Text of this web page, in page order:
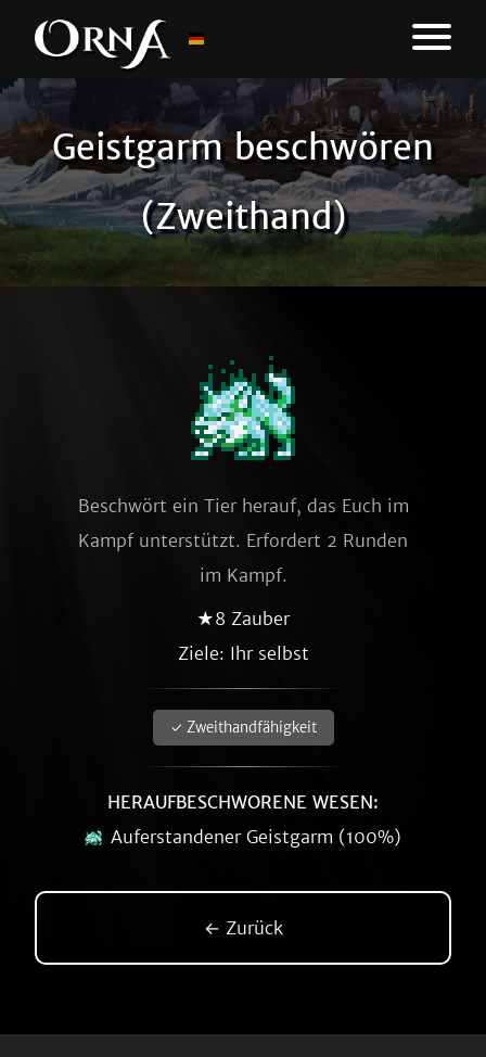
Geistgarm beschwören
(Zweithand)
Beschwört ein Tier herauf, das Euch im
Kampf unterstützt. Erfordert 2 Runden
im Kampf.
★8 Zauber
Ziele: Ihr selbst
✓ Zweithandfähigkeit
HERAUFBESCHWORENE WESEN:
Auferstandener Geistgarm (100%)
← Zurück